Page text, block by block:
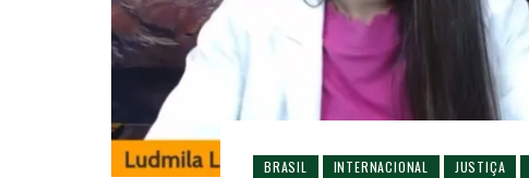
BRASIL INTERNACIONAL JUSTIÇA